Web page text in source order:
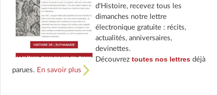
d'Histoire, recevez tous les
dimanches notre lettre
électronique gratuite : récits,
actualités, anniversaires,
devinettes.
Découvrez toutes nos lettresdéjà
parues. En savoir plus